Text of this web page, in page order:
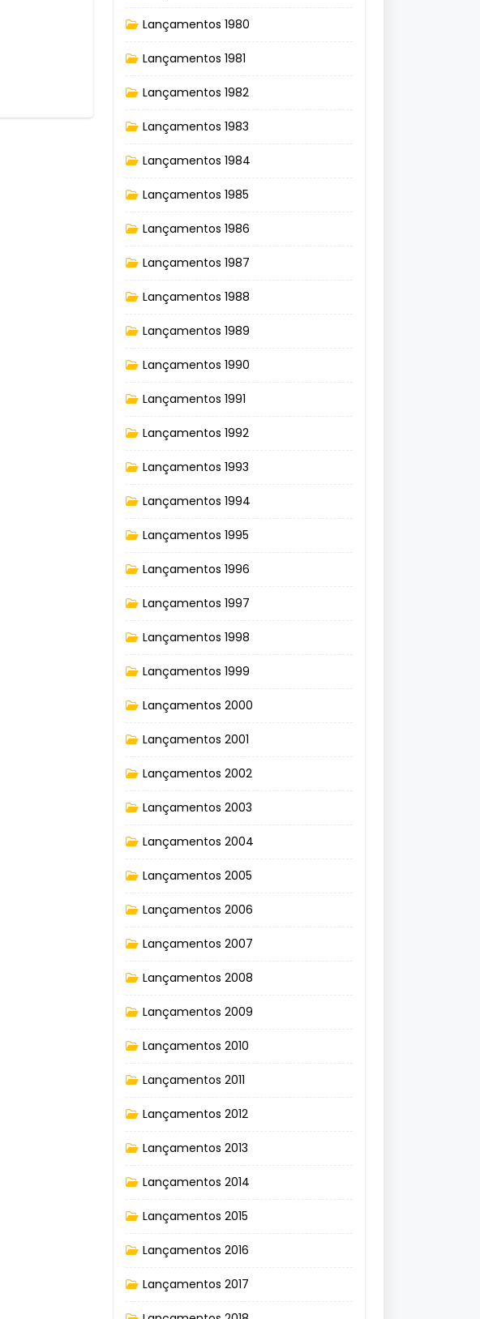
Lançamentos 1980
Lançamentos 1981
Lançamentos 1982
Lançamentos 1983
Lançamentos 1984
Lançamentos 1985
Lançamentos 1986
Lançamentos 1987
Lançamentos 1988
Lançamentos 1989
Lançamentos 1990
Lançamentos 1991
Lançamentos 1992
Lançamentos 1993
Lançamentos 1994
Lançamentos 1995
Lançamentos 1996
Lançamentos 1997
Lançamentos 1998
Lançamentos 1999
Lançamentos 2000
Lançamentos 2001
Lançamentos 2002
Lançamentos 2003
Lançamentos 2004
Lançamentos 2005
Lançamentos 2006
Lançamentos 2007
Lançamentos 2008
Lançamentos 2009
Lançamentos 2010
Lançamentos 2011
Lançamentos 2012
Lançamentos 2013
Lançamentos 2014
Lançamentos 2015
Lançamentos 2016
Lançamentos 2017